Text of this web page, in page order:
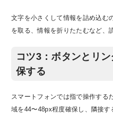
文字を小さくして情報を詰め込む
を取る、情報を折りたたむなど、
コツ3：ボタンとリ
保する
スマートフォンでは指で操作する
域を44〜48px程度確保し、隣接す